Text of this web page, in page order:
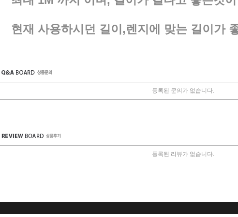
현재 사용하시던 길이,렌지에 맞는 길이가
등록된 문의가 없습니다.
등록된 리뷰가 없습니다.